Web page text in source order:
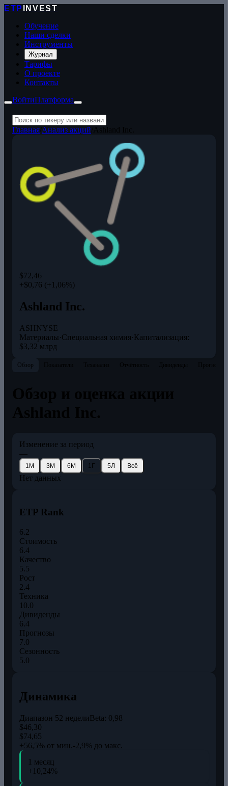
ETP
INVEST
Обучение
Наши сделки
Инструменты
Журнал
Тарифы
О проекте
Контакты
ВойтиПлатформа
Главная Анализ акций
$72,46
+$0,76 (+1,06%)
Ashland Inc.
ASHNYSE
Материалы·Специальная химия·Капитализация:
$3,32 млрд
Обзор
Изменение за период
—
1М 3М 6М 1Г 5Л Всё
Нет данных
ETP Rank
6.2
Стоимость
6.4
Качество
5.5
Рост
2.4
Техника
10.0
Дивиденды
6.4
Прогнозы
7.0
Сезонность
5.0
Динамика
Диапазон 52 неделиBeta: 0,98
$46,30
$74,65
+56,5% от мин.-2,9% до макс.
1 месяц
+10,24%